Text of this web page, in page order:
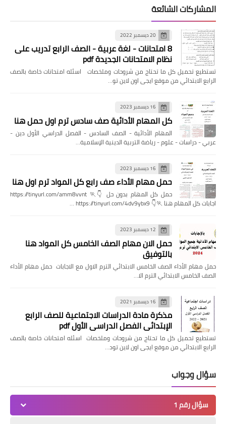
المشاركات الشائعة
20 ديسمبر 2022
8 امتحانات - لغة عربية - الصف الرابع تدريب على
نظام الامتحانات الجديدة pdf
تستطيع تحميل كل ما تحتاج من شروحات وملخصات اسئله امتحانات خاصة بالصف
الرابع الابتدائي من موقع ايجى اون لاين تو…
16 ديسمبر 2023
كل المهام الأدائية صف سادس ترم اول حمل هنا
المهام الأدائية - الصف السادس - الفصل الدراسي الأول دين -
عربي - دراسات - علوم - رياضة التربية الدينية الإسلامية…
16 ديسمبر 2023
حمل مهام الأداء صف رابع كل المواد ترم اول هنا
حمل كل المهام بدون حل 👇🏃 https://tinyurl.com/amm8vvnt
اجابات كل المهام هنا 🏃👇 https://tinyurl.com/4dv9ybx9 …
12 ديسمبر 2023
حمل الان مهام الصف الخامس كل المواد هنا
بالتوفيق
حمل مهام الأداء الصف الخامس الابتدائي الترم الاول مع الاجابات حمل مهام الأداء
الصف الخامس الابتدائي الترم الا…
16 ديسمبر 2021
مذكرة مادة الدراسات الاجتماعية للصف الرابع
الإبتدائي الفصل الدراسي الأول pdf
تستطيع تحميل كل ما تحتاج من شروحات وملخصات اسئله امتحانات خاصة بالصف
الرابع الابتدائي من موقع ايجى اون لاين تود…
سؤال وجواب
سؤال رقم 1